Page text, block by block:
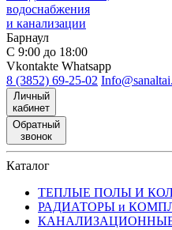
водоснабжения
и канализации
Барнаул
С 9:00 до 18:00
Vkontakte Whatsapp
8 (3852) 69-25-02
Личный
кабинет
Обратный
звонок
Каталог
ТЕПЛЫЕ ПОЛЫ И
РАДИАТОРЫ и